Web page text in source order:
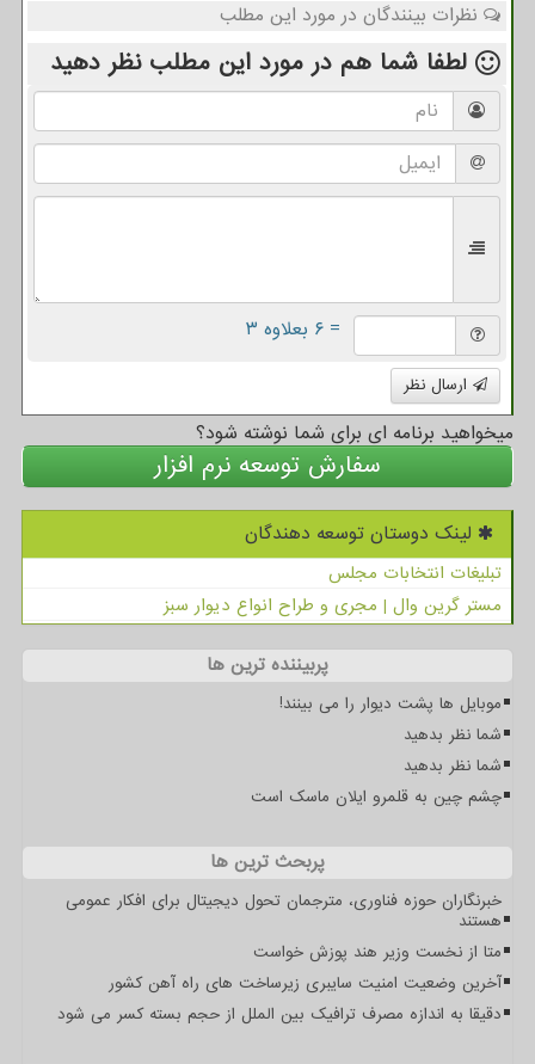
نظرات بینندگان در مورد این مطلب
لطفا شما هم در مورد این مطلب نظر دهید
= ۶ بعلاوه ۳
ارسال نظر
میخواهید برنامه ای برای شما نوشته شود؟
سفارش توسعه نرم افزار
لینک دوستان توسعه دهندگان
تبلیغات انتخابات مجلس
مستر گرین وال | مجری و طراح انواع دیوار سبز
پربیننده ترین ها
موبایل ها پشت دیوار را می بینند!
شما نظر بدهید
شما نظر بدهید
چشم چین به قلمرو ایلان ماسک است
پربحث ترین ها
خبرنگاران حوزه فناوری، مترجمان تحول دیجیتال برای افکار عمومی
هستند
متا از نخست وزیر هند پوزش خواست
آخرین وضعیت امنیت سایبری زیرساخت های راه آهن کشور
دقیقا به اندازه مصرف ترافیک بین الملل از حجم بسته کسر می شود